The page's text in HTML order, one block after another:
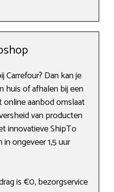
Carrefour? Dan kan je
huis of afhalen bij een
aanbod omslaat
van producten
innovatieve ShipTo
ongeveer 1,5 uur
is €0, bezorgservice